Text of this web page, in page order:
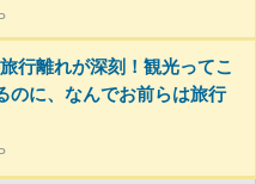
行離れが深刻！観光ってこ
のに、なんでお前らは旅行